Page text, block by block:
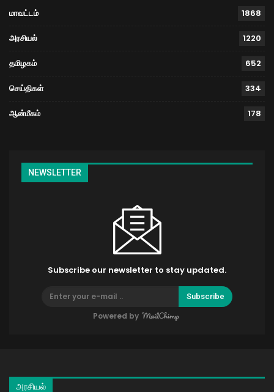
மாவட்டம் 1868
அரசியல் 1220
தமிழகம் 652
செய்திகள் 334
ஆன்மீகம் 178
NEWSLETTER
Subscribe our newsletter to stay updated.
Subscribe
Powered by
அரசியல்